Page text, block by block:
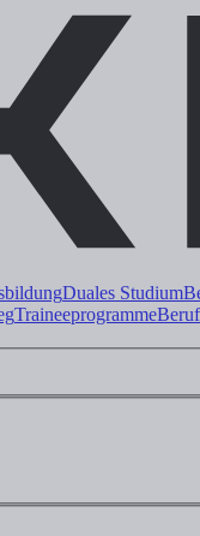
Duales Studium
Traineeprogramme